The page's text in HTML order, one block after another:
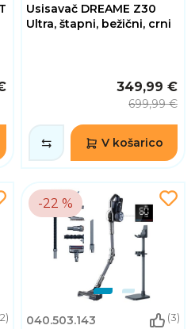
Usisavač DREAME Z30
Ultra, štapni, bežični, crni
349,99 €
699,99 €
V košarico
-22 %
040.503.143 (3)